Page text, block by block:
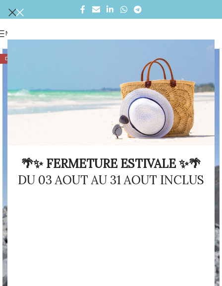
🌴✨ FERMETURE ESTIVALE ✨🌴
DU 03 AOUT AU 31 AOUT INCLUS
MENU
DÉSTOCKAGE